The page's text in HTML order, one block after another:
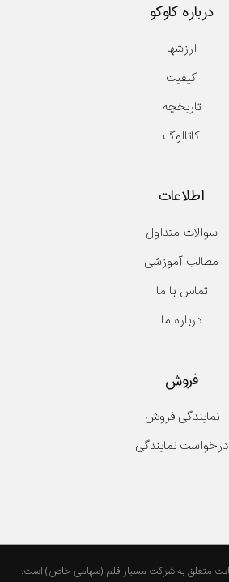
درباره کاوکو
ارزشها
کیفیت
تاریخچه
کاتالوگ
اطلاعات
سوالات متداول
مطالب آموزشی
تماس با ما
درباره ما
فروش
نمایندگی فروش
درخواست نمایندگی